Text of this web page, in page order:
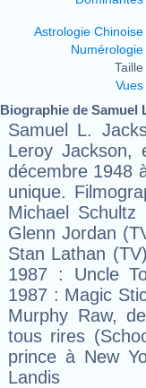
Astrologie Chinoise
Numérologie
Taille
Vues
Biographie de Samuel
Samuel L.
Leroy Jackson,
décembre 1948
unique.
Michael
Glenn Jordan
Stan Lathan
1987 : Uncle
1987 : Magic
Murphy Raw,
tous rires
prince à New
Landis